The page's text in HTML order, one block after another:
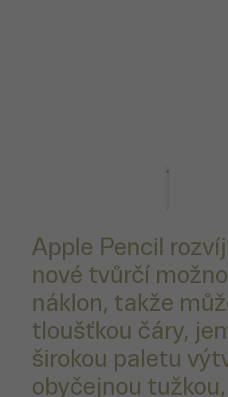
Apple Pencil
nové tvůrčí
náklon, takže
tloušťkou čáry,
širokou paletu
obyčejnou